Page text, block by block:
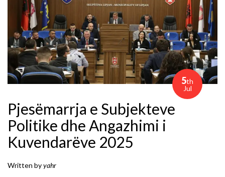
5th
Jul
Pjesëmarrja e Subjekteve
Politike dhe Angazhimi i
Kuvendarëve 2025
Written byyahr